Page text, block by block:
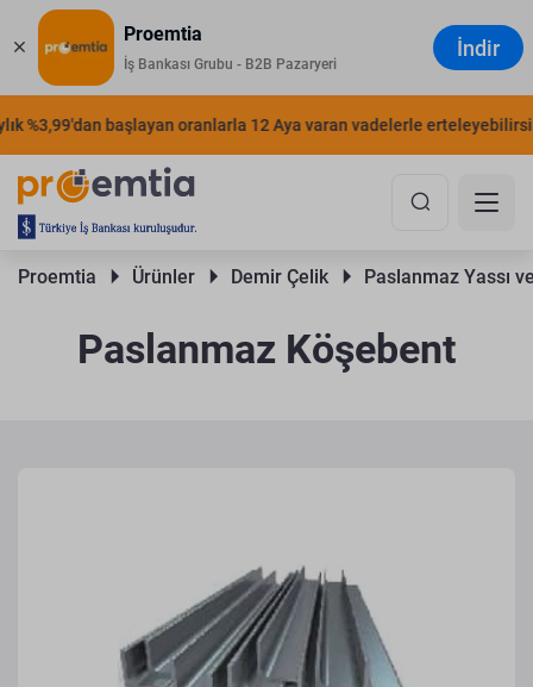
Proemtia
İş Bankası Grubu - B2B Pazaryeri
İndir
%3,99'dan başlayan oranlarla 12 Aya varan vadelerle
Proemtia Ürünler Demir Çelik Paslanmaz Yassı
Paslanmaz Köşebent